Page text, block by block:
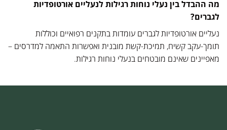
מה ההבדל בין נעלי נוחות רגילות לנעליים אורטופדיות
לגברים?
נעליים אורטופדיות לגברים עומדות בתקנים רפואיים וכוללות
תומך-עקב קשיח, תמיכת-קשת מובנית ואפשרות התאמה למדרסים –
מאפיינים שאינם מובטחים בנעלי נוחות רגילות.